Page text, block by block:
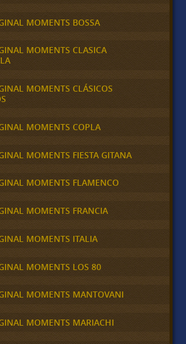
MOMENTS BOSSA
MOMENTS CLASICA
MOMENTS CLÁSICOS
MOMENTS COPLA
MOMENTS FIESTA GITANA
MOMENTS FLAMENCO
MOMENTS FRANCIA
MOMENTS ITALIA
MOMENTS LOS 80
MOMENTS MANTOVANI
MOMENTS MARIACHI